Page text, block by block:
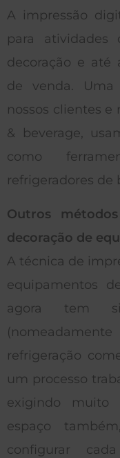
A impressão
para atividades
decoração e até
de venda. Uma
nossos clientes
& beverage,
como
refrigeradores de
Outros
decoração de
A técnica de
equipamentos
agora tem
refrigeração
um processo
exigindo muito
espaço
configurar